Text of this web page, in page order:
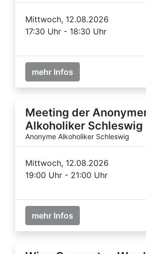
Mittwoch, 12.08.2026
17:30 Uhr - 18:30 Uhr
mehr Infos
Meeting der
Alkoholiker Schleswig
Anonyme Alkoholiker Schleswig
Mittwoch, 12.08.2026
19:00 Uhr - 21:00 Uhr
mehr Infos